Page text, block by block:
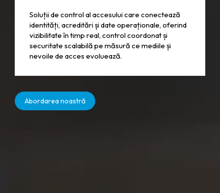
Soluții de control al accesului care conectează
identități, acreditări și date operaționale, oferind
vizibilitate în timp real, control coordonat și
securitate scalabilă pe măsură ce mediile și
nevoile de acces evoluează.
Abordarea noastră